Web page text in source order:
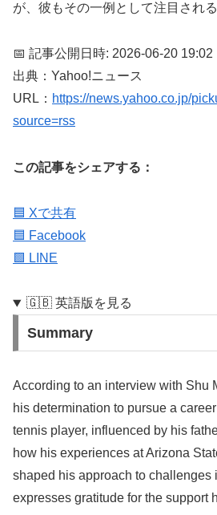
が、彼もその一例として注目される
📅 記事公開日時: 2026-06-20 19:02
出典：Yahoo!ニュース
URL： https://news.yahoo.co.jp/
source=rss
この記事をシェアする：
🟦 Xで共有
🟦 Facebook
🟩 LINE
🇬🇧 英語版を見る
Summary
According to an interview with Shu
his determination to pursue a
tennis player, influenced by his
how his experiences at Arizona
shaped his approach to challenges
expresses gratitude for the support